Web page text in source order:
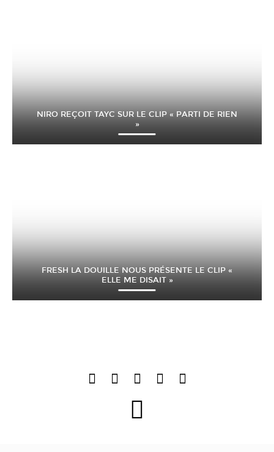
NIRO REÇOIT TAYC SUR LE CLIP « PARTI DE RIEN
»
FRESH LA DOUILLE NOUS PRÉSENTE LE CLIP «
ELLE ME DISAIT »